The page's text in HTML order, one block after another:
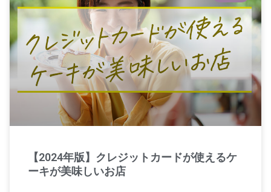
【2024年版】クレジットカードが使えるケ
ーキが美味しいお店